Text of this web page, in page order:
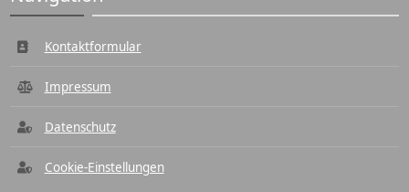
Kontaktformular
Impressum
Datenschutz
Cookie-Einstellungen